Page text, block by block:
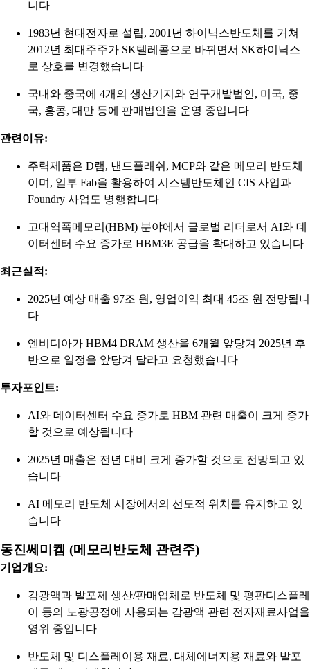
니다
1983년 현대전자로 설립, 2001년 하이닉스반도체를 거쳐
2012년 최대주주가 SK텔레콤으로 바뀌면서 SK하이닉스
로 상호를 변경했습니다
국내와 중국에 4개의 생산기지와 연구개발법인, 미국, 중
국, 홍콩, 대만 등에 판매법인을 운영 중입니다
관련이유:
주력제품은 D램, 낸드플래쉬, MCP와 같은 메모리 반도체
이며, 일부 Fab을 활용하여 시스템반도체인 CIS 사업과
Foundry 사업도 병행합니다
고대역폭메모리(HBM) 분야에서 글로벌 리더로서 AI와 데
이터센터 수요 증가로 HBM3E 공급을 확대하고 있습니다
최근실적:
2025년 예상 매출 97조 원, 영업이익 최대 45조 원 전망됩니
다
엔비디아가 HBM4 DRAM 생산을 6개월 앞당겨 2025년 후
반으로 일정을 앞당겨 달라고 요청했습니다
투자포인트:
AI와 데이터센터 수요 증가로 HBM 관련 매출이 크게 증가
할 것으로 예상됩니다
2025년 매출은 전년 대비 크게 증가할 것으로 전망되고 있
습니다
AI 메모리 반도체 시장에서의 선도적 위치를 유지하고 있
습니다
동진쎄미켐 (메모리반도체 관련주)
기업개요:
감광액과 발포제 생산/판매업체로 반도체 및 평판디스플레
이 등의 노광공정에 사용되는 감광액 관련 전자재료사업을
영위 중입니다
반도체 및 디스플레이용 재료, 대체에너지용 재료와 발포